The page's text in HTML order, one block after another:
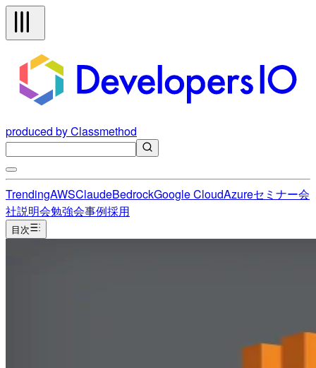
produced by Classmethod
TrendingAWSClaudeBedrockGoogle CloudAzureセミナー会
社説明会勉強会事例採用
目次